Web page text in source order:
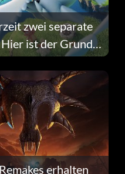
zwei separate
ist der Grund
erhalten